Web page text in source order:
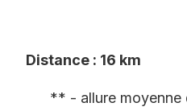
Distance : 16 km
** - allure moyenne